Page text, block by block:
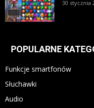
30 stycznia
POPULARNE
Funkcje smartfonów
Słuchawki
Audio